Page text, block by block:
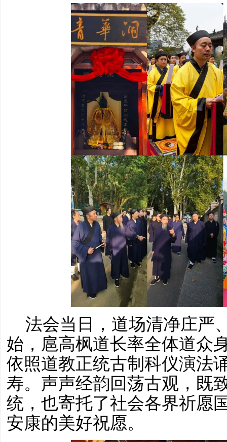
法会当日，道场清净庄严
始，扈高枫道长率全体道众
依照道教正统古制科仪演法
寿。声声经韵回荡古观，既
统，也寄托了社会各界祈愿
安康的美好祝愿。